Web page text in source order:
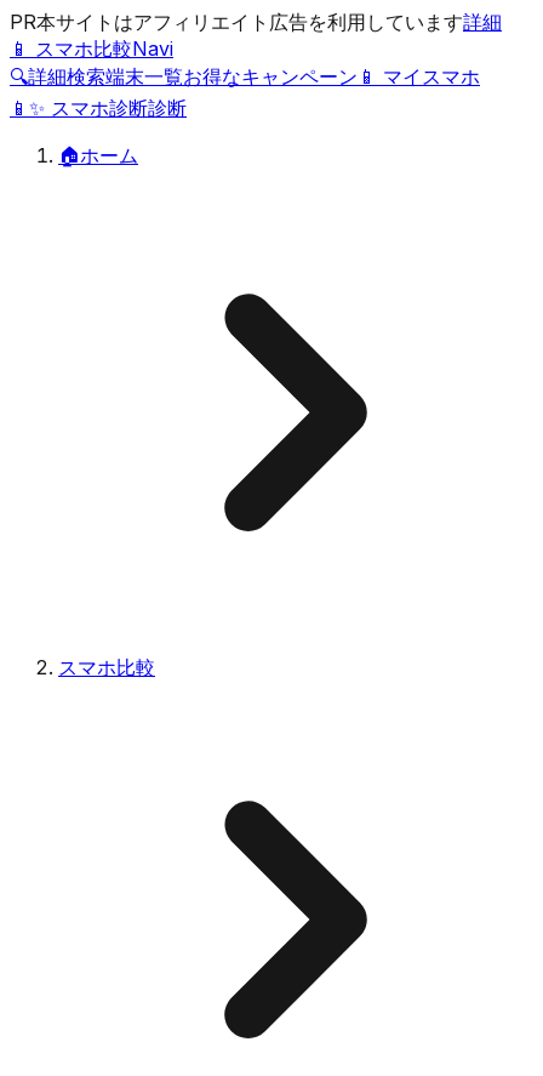
PR本サイトはアフィリエイト広告を利用しています詳細
📱 スマホ比較Navi
🔍詳細検索端末一覧お得なキャンペーン 📱 マイスマホ
📱 ✨ スマホ診断診断
🏠ホーム
スマホ比較